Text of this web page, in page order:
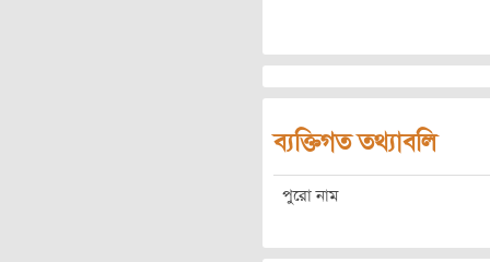
ব্যক্তিগত তথ্যাবলি
পুরো নাম